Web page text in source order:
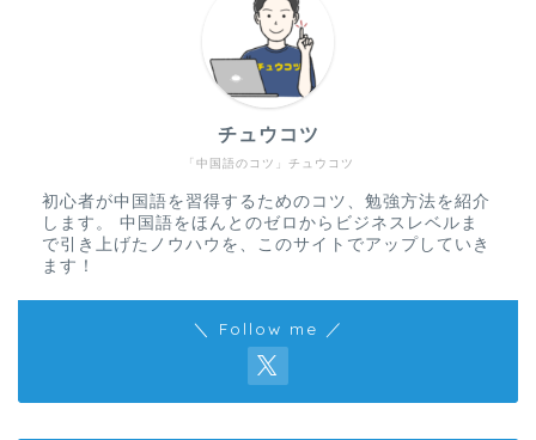
「中国語のコツ」チュウコツ
チュウコツ
初心者が中国語を習得するためのコツ、勉強方法を紹介
します。 中国語をほんとのゼロからビジネスレベルま
で引き上げたノウハウを、このサイトでアップしていき
ます！
＼ Follow me ／